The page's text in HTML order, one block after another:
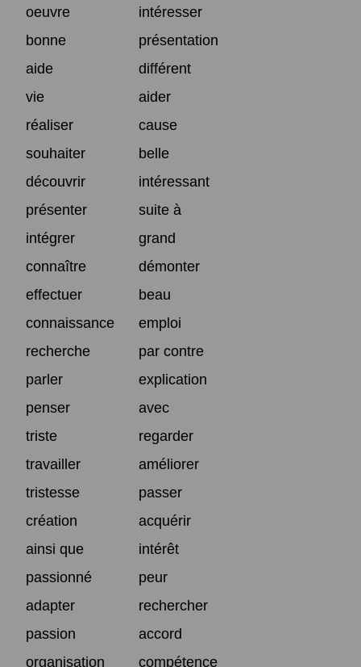
oeuvre
intéresser
bonne
présentation
aide
différent
vie
aider
réaliser
cause
souhaiter
belle
découvrir
intéressant
présenter
suite à
intégrer
grand
connaître
démonter
effectuer
beau
connaissance
emploi
recherche
par contre
parler
explication
penser
avec
triste
regarder
travailler
améliorer
tristesse
passer
création
acquérir
ainsi que
intérêt
passionné
peur
adapter
rechercher
passion
accord
organisation
compétence